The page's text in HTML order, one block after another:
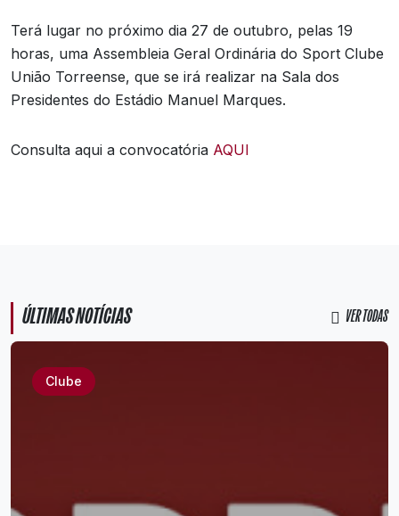
Terá lugar no próximo dia 27 de outubro, pelas 19
horas, uma Assembleia Geral Ordinária do Sport Clube
União Torreense, que se irá realizar na Sala dos
Presidentes do Estádio Manuel Marques.
Consulta aqui a convocatória AQUI
ÚLTIMAS NOTÍCIAS VER TODAS
Clube